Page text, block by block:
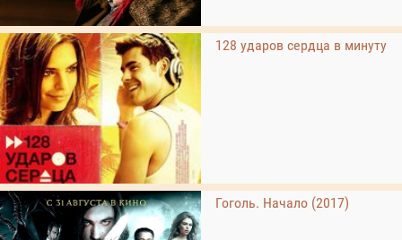
128 ударов сердца в минуту
Гоголь. Начало (2017)